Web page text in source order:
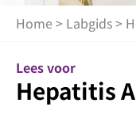
Home > Labgids>
Lees voor
Hepatitis